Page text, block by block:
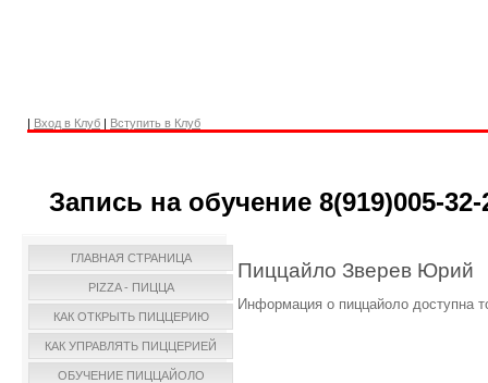
| Вход в Клуб | Вступить в Клуб
Запись на обучение 8(919)005-32-
ГЛАВНАЯ СТРАНИЦА
PIZZA - ПИЦЦА
КАК ОТКРЫТЬ ПИЦЦЕРИЮ
КАК УПРАВЛЯТЬ ПИЦЦЕРИЕЙ
ОБУЧЕНИЕ ПИЦЦАЙОЛО
Пиццайло Зверев Юрий
Информация о пиццайоло доступна